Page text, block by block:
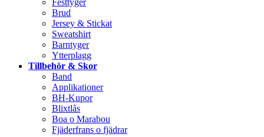
Festtyger
Brud
Jersey & Stickat
Sweatshirt
Barntyger
Ytterplagg
Tillbehör & Skor
Band
Applikationer
BH-Kupor
Blixtlås
Boa o Marabou
Fjäderfrans o fjädrar